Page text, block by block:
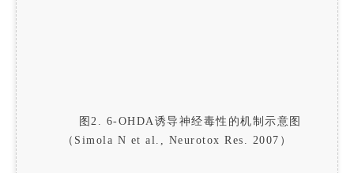
图2. 6-OHDA诱导神经毒性的机制示意图
（Simola N et al., Neurotox Res. 2007）